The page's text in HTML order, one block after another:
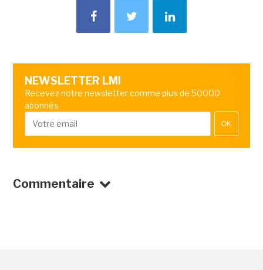
NEWSLETTER LMI
Recevez notre newsletter comme plus de 50000
abonnés
OK
Commentaire